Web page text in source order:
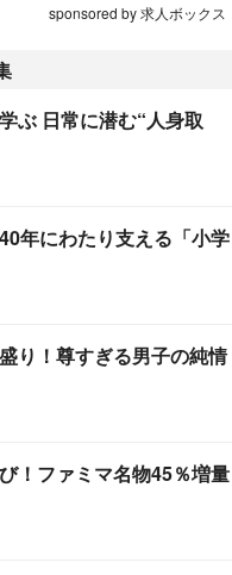
sponsored by 求人ボックス
ぶ 日常に潜む“人身取
年にわたり支える「小学
り！尊すぎる男子の純情
！ファミマ名物45％増量